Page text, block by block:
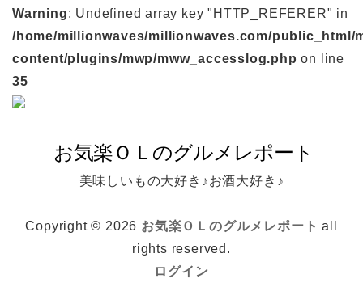
Warning: Undefined array key "HTTP_REFERER" in
/home/millionwaves/millionwaves.com/public_html/
content/plugins/mwp/mww_accesslog.php on line
35
美味しいもの大好き♪お酒大好き♪
Copyright © 2026 お気楽ＯＬのグルメレポート all
rights reserved.
ログイン